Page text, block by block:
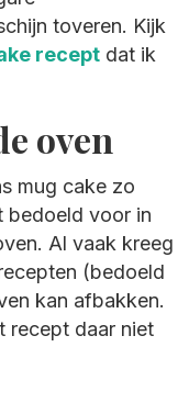
toveren. Kijk
recept dat ik
oven
mug cake zo
bedoeld voor in
Al vaak kreeg
(bedoeld
kan afbakken.
recept daar niet